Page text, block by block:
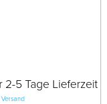
Versand